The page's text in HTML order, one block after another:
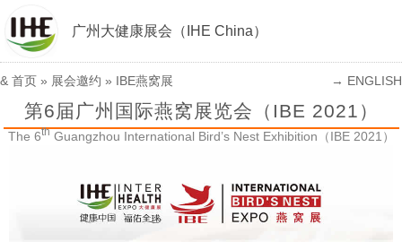
广州大健康展会（IHE China）
& 首页 » 展会邀约 » IBE燕窝展 → ENGLISH
第6届广州国际燕窝展览会（IBE 2021）
The 6th Guangzhou International Bird’s Nest Exhibition（IBE 2021）